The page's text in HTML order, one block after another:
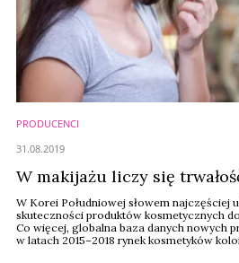
PRODUCENCI
W makijażu liczy się
W Korei Południowej słowem najczęściej
skuteczności produktów kosmetycznych do
Co więcej, globalna baza danych nowych
w latach 2015–2018 rynek kosmetyków
31.08.2019